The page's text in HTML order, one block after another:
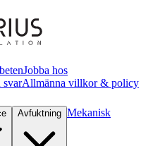
Jobba hos
svarAllmänna villkor & policy
Avfuktning Mekanisk